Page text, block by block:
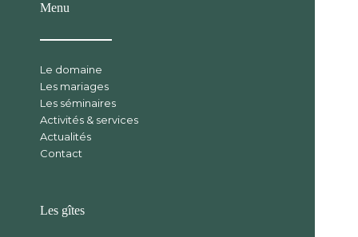
Menu
Le domaine
Les mariages
Les séminaires
Activités & services
Actualités
Contact
Les gîtes